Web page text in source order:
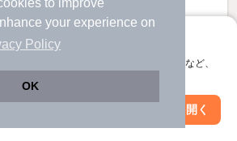
to improve
your experience on
Policy
OK
えて、サクサクお部屋探し
すぐ使える。マップ検索やお気に入り保存など、
アプリを開く
絞り込み条件を変更